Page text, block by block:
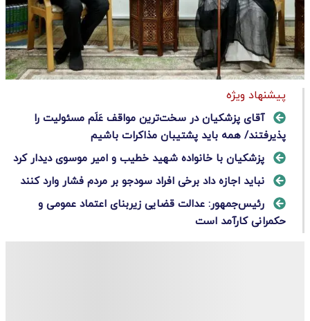
پیشنهاد ویژه
آقای پزشکیان در سخت‌ترین مواقف عَلَم مسئولیت را
پذیرفتند/ همه باید پشتیبان مذاکرات باشیم
پزشکیان با خانواده شهید خطیب و امیر موسوی دیدار کرد
نباید اجازه داد برخی افراد سودجو بر مردم فشار وارد کنند
رئیس‌جمهور: عدالت قضایی زیربنای اعتماد عمومی و
حکمرانی کارآمد است